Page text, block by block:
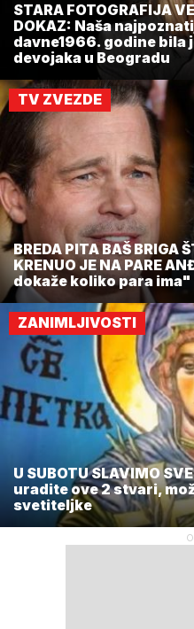
STARA FOTOGRAFIJA
DOKAZ: Naša
davne1966. godine bila
devojaka u Beogradu
TV ZVEZDE
BREDA PITA BAŠ BRIGA
KRENUO JE NA PARE
dokaže koliko para ima"
ZANIMLJIVOSTI
U SUBOTU SLAVIMO
uradite ove 2 stvari,
svetiteljke